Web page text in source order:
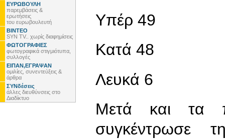
ΕΥΡΩΒΟΥΛΗ
παρεμβάσεις &
ερωτήσεις
του ευρωβουλευτή
ΒΙΝΤΕΟ
SYN TV.. χωρίς διαφημίσεις
ΦΩΤΟΓΡΑΦΙΕΣ
φωτογραφικά στιγμιότυπα,
συλλογές
ΕΙΠΑΝ,ΕΓΡΑΨΑΝ
ομιλίες, συνεντεύξεις &
άρθρα
ΣΥΝδέσεις
άλλες διευθύνσεις στο
Διαδίκτυο
Υπέρ 49
Κατά 48
Λευκά 6
Μετά και τα
συγκέντρωσε